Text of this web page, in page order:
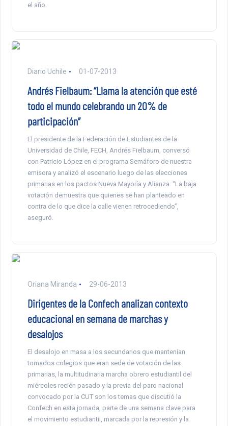
el año.
Diario Uchile 01-07-2013
Andrés Fielbaum: “Llama la atención que esté
todo el mundo celebrando un 20% de
participación”
El presidente de la Federación de Estudiantes de la
Universidad de Chile, FECH, Andrés Fielbaum, conversó
con Patricio López en el programa Semáforo de nuestra
emisora y analizó el escenario luego de las elecciones
primarias en los pactos Nueva Mayoría y Alianza. “La baja
votación demuestra que quienes se han planteado en
contra de lo que dice la calle vienen retrocediendo”,
aseguró.
Oriana Miranda 29-06-2013
Dirigentes de la Confech analizan contexto
educacional en semana de marchas y
desalojos
El desalojo en masa a los secundarios que mantenían
tomados colegios que eran sede de votación de las
primarias, la multitudinaria marcha obrero estudiantil del
miércoles recién pasado y la previa del paro nacional
convocado por la CUT son los temas que discutió la
Confech en esta jornada, parte de una semana clave para
el movimiento estudiantil, marcada por la represión y la